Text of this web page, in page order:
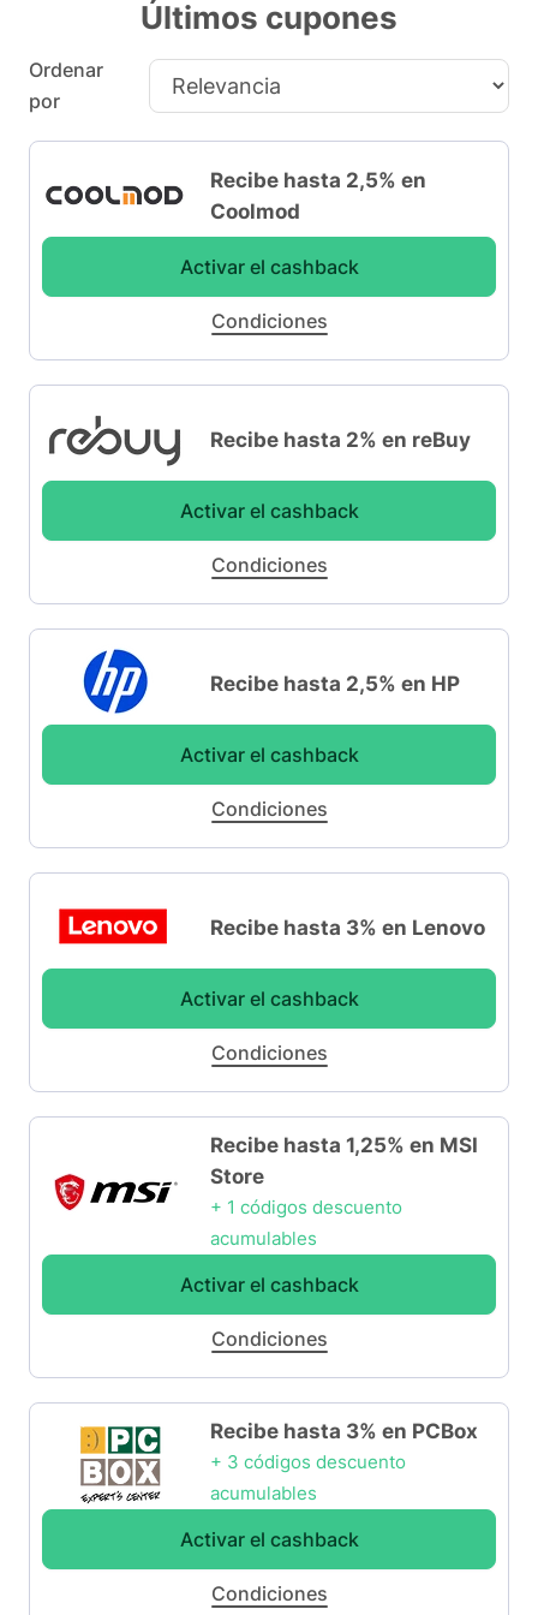
Últimos cupones
Ordenar
por
Recibe hasta 2,5% en
Coolmod
Activar el cashback
Condiciones
Recibe hasta 2% en reBuy
Activar el cashback
Condiciones
Recibe hasta 2,5% en HP
Activar el cashback
Condiciones
Recibe hasta 3% en Lenovo
Activar el cashback
Condiciones
Recibe hasta 1,25% en MSI
Store
+ 1 códigos descuento
acumulables
Activar el cashback
Condiciones
Recibe hasta 3% en PCBox
+ 3 códigos descuento
acumulables
Activar el cashback
Condiciones